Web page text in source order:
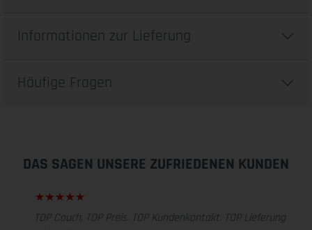
Informationen zur Lieferung
Häufige Fragen
DAS SAGEN UNSERE ZUFRIEDENEN KUNDEN
TOP Couch. TOP Preis. TOP Kundenkontakt. TOP Lieferung